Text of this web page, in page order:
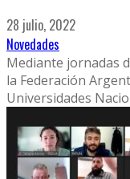
28 julio, 2022
Novedades
Mediante jornadas
la Federación
Universidades